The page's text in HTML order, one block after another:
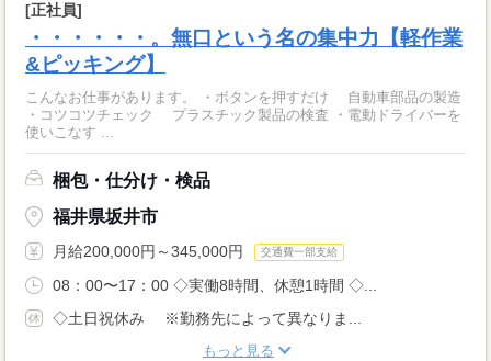
[正社員]
・・・・・・。無口という名の集中力【軽作業
&ピッキング】
こんなお仕事があります。 ・ボタンを押すだけ 自動車部品の製造
・コツコツチェック プラスチック製品の検査 ・電動ドライバーを
使いこなす ...
梱包・仕分け・検品
福井県坂井市
月給200,000円～345,000円 交通費一部支給
08：00〜17：00 ◇実働8時間、休憩1時間 ◇...
◇土日祝休み ※勤務先によって異なりま...
もっと見る